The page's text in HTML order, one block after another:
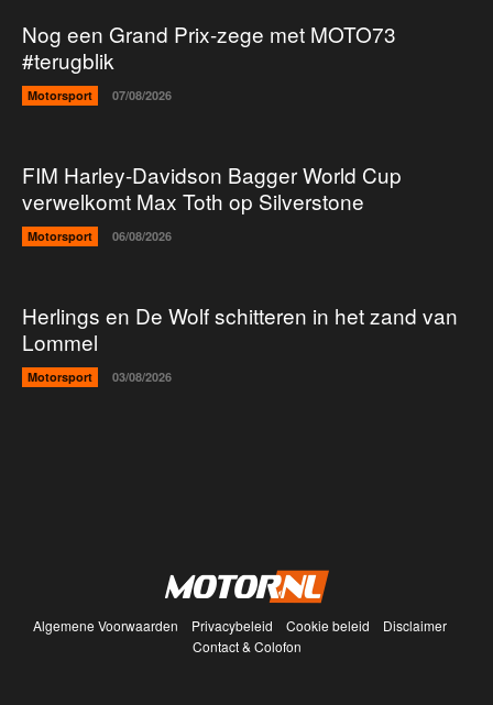
Nog een Grand Prix-zege met MOTO73
#terugblik
Motorsport 07/08/2026
FIM Harley-Davidson Bagger World Cup
verwelkomt Max Toth op Silverstone
Motorsport 06/08/2026
Herlings en De Wolf schitteren in het zand van
Lommel
Motorsport 03/08/2026
Algemene Voorwaarden Privacybeleid Cookie beleid
Disclaimer
Contact & Colofon